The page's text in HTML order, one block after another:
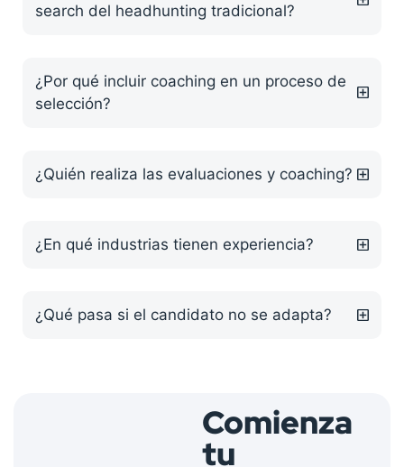
search del headhunting tradicional?
¿Por qué incluir coaching en un proceso de
selección?
¿Quién realiza las evaluaciones y coaching?
¿En qué industrias tienen experiencia?
¿Qué pasa si el candidato no se adapta?
Comienza
tu